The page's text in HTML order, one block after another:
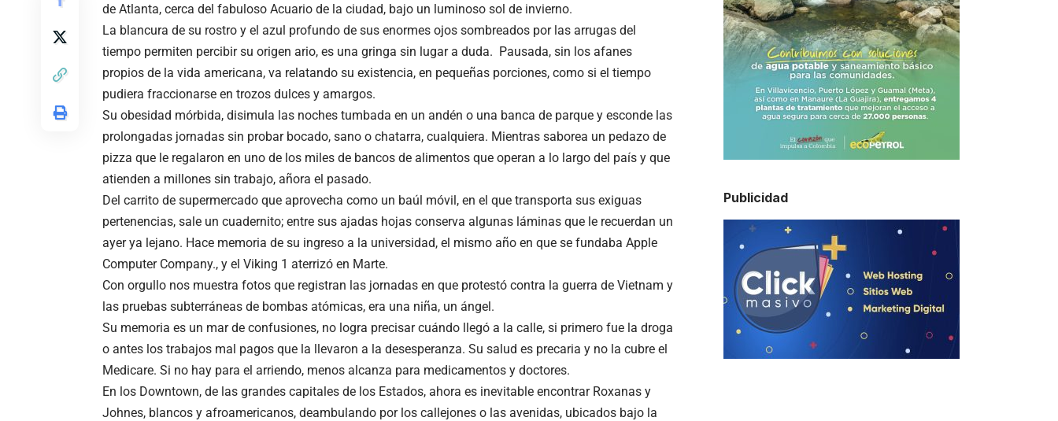
de Atlanta, cerca del fabuloso Acuario de la ciudad, bajo un luminoso sol de invierno.
La blancura de su rostro y el azul profundo de sus enormes ojos sombreados por las arrugas del
tiempo permiten percibir su origen ario, es una gringa sin lugar a duda. Pausada, sin los afanes
propios de la vida americana, va relatando su existencia, en pequeñas porciones, como si el tiempo
pudiera fraccionarse en trozos dulces y amargos.
Su obesidad mórbida, disimula las noches tumbada en un andén o una banca de parque y esconde las
prolongadas jornadas sin probar bocado, sano o chatarra, cualquiera. Mientras saborea un pedazo de
pizza que le regalaron en uno de los miles de bancos de alimentos que operan a lo largo del país y que
atienden a millones sin trabajo, añora el pasado.
Del carrito de supermercado que aprovecha como un baúl móvil, en el que transporta sus exiguas
pertenencias, sale un cuadernito; entre sus ajadas hojas conserva algunas láminas que le recuerdan un
ayer ya lejano. Hace memoria de su ingreso a la universidad, el mismo año en que se fundaba Apple
Computer Company., y el Viking 1 aterrizó en Marte.
Con orgullo nos muestra fotos que registran las jornadas en que protestó contra la guerra de Vietnam y
las pruebas subterráneas de bombas atómicas, era una niña, un ángel.
Su memoria es un mar de confusiones, no logra precisar cuándo llegó a la calle, si primero fue la droga
o antes los trabajos mal pagos que la llevaron a la desesperanza. Su salud es precaria y no la cubre el
Medicare. Si no hay para el arriendo, menos alcanza para medicamentos y doctores.
En los Downtown, de las grandes capitales de los Estados, ahora es inevitable encontrar Roxanas y
Johnes, blancos y afroamericanos, deambulando por los callejones o las avenidas, ubicados bajo la
Publicidad